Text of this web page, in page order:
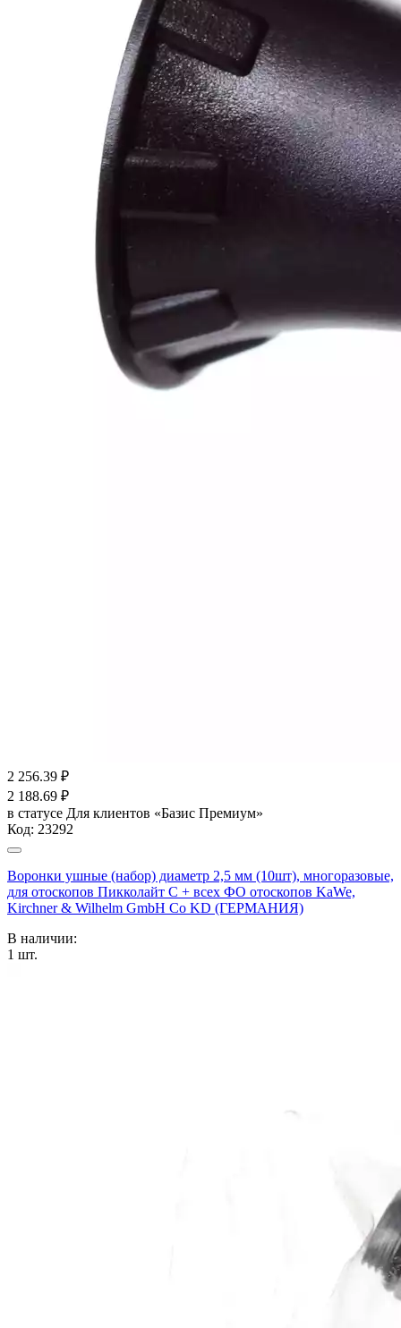
2 256.39 ₽
2 188.69 ₽
в статусе Для клиентов «Базис Премиум»
Код: 23292
Воронки ушные (набор) диаметр 2,5 мм (10шт), многоразовые,
для отоскопов Пикколайт С + всех ФО отоскопов KaWe,
Kirchner & Wilhelm GmbH Co KD (ГЕРМАНИЯ)
В наличии:
1 шт.